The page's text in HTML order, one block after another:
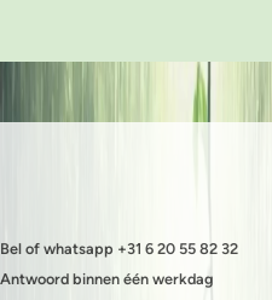
Bel of whatsapp +31 6 20 55 82 32
Antwoord binnen één werkdag